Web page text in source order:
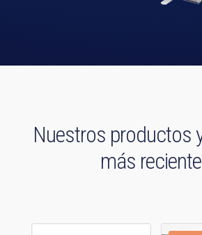
Nuestros productos
más